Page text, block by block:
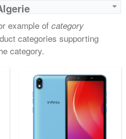
example of category
categories supporting
category.